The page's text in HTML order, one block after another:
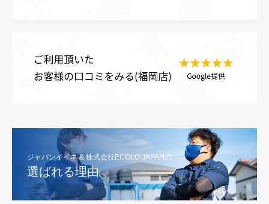
ジャパンイイネ & 株式会社ECOLO JAPANの
選ばれる理由